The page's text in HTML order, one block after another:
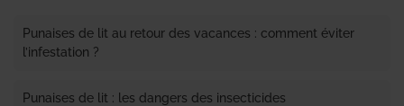
Punaises de lit au retour des vacances : comment éviter
l’infestation ?
Punaises de lit : les dangers des insecticides